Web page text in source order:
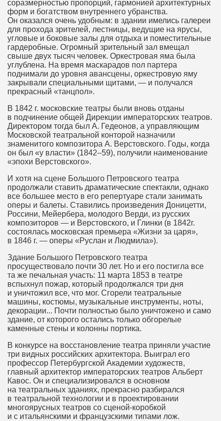
соразмерностью пропорций, гармонией архитектурных
форм и богатством внутреннего убранства.
Он оказался очень удобным: в здании имелись галереи
для прохода зрителей, лестницы, ведущие на ярусы,
угловые и боковые залы для отдыха и поместительные
гардеробные. Огромный зрительный зал вмещал
свыше двух тысяч человек. Оркестровая яма была
углублена. На время маскарадов пол партера
поднимали до уровня авансцены, оркестровую яму
закрывали специальными щитами, — и получался
прекрасный «танцпол».
В 1842 г. московские театры были вновь отданы
в подчинение общей Дирекции императорских театров.
Директором тогда был А. Гедеонов, а управляющим
Московской театральной конторой назначили
знаменитого композитора А. Верстовского. Годы, когда
он был «у власти» (1842–59), получили наименование
«эпохи Верстовского».
И хотя на сцене Большого Петровского театра
продолжали ставить драматические спектакли, однако
все большее место в его репертуаре стали занимать
оперы и балеты. Ставились произведения Доницетти,
Россини, Мейербера, молодого Верди, из русских
композиторов — и Верстовского, и Глинки (в 1842г.
состоялась московская премьера «Жизни за царя»,
в 1846 г. — оперы «Руслан и Людмила»).
Здание Большого Петровского театра
просуществовало почти 30 лет. Но и его постигла все
та же печальная участь: 11 марта 1853 в театре
вспыхнул пожар, который продолжался три дня
и уничтожил все, что мог. Сгорели театральные
машины, костюмы, музыкальные инструменты, ноты,
декорации... Почти полностью было уничтожено и само
здание, от которого остались только обгорелые
каменные стены и колонны портика.
В конкурсе на восстановление театра приняли участие
три видных российских архитектора. Выиграл его
профессор Петербургской Академии художеств,
главный архитектор императорских театров Альберт
Кавос. Он и специализировался в основном
на театральных зданиях, прекрасно разбирался
в театральной технологии и в проектировании
многоярусных театров со сценой-коробкой
и с итальянскими и французскими типами лож.